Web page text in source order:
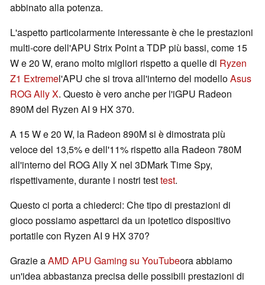
abbinato alla potenza.
L'aspetto particolarmente interessante è che le prestazioni
multi-core dell'APU Strix Point a TDP più bassi, come 15
W e 20 W, erano molto migliori rispetto a quelle di Ryzen
Z1 Extremel'APU che si trova all'interno del modelloAsus
ROG Ally X. Questo è vero anche per l'iGPU Radeon
890M del Ryzen AI 9 HX 370.
A 15 W e 20 W, la Radeon 890M si è dimostrata più
veloce del 13,5% e dell'11% rispetto alla Radeon 780M
all'interno del ROG Ally X nel 3DMark Time Spy,
rispettivamente, durante i nostri testtest.
Questo ci porta a chiederci: Che tipo di prestazioni di
gioco possiamo aspettarci da un ipotetico dispositivo
portatile con Ryzen AI 9 HX 370?
Grazie aAMD APU Gaming su YouTubeora abbiamo
un'idea abbastanza precisa delle possibili prestazioni di